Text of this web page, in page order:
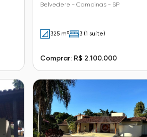
Belvedere - Campinas - SP
325 m² 3 (1 suíte)
Comprar: R$ 2.100.000